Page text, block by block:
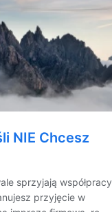
NIE Chcesz
sprzyjają współpracy
przyjęcie w